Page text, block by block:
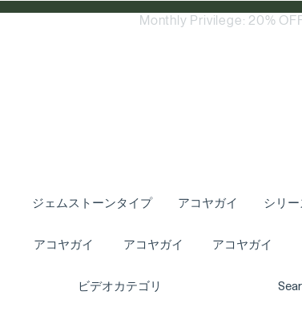
Monthly Privilege: 20%
ジェムストーンタイプ アコヤガイ シリ
アコヤガイ アコヤガイ アコヤガイ
ビデオカテゴリ